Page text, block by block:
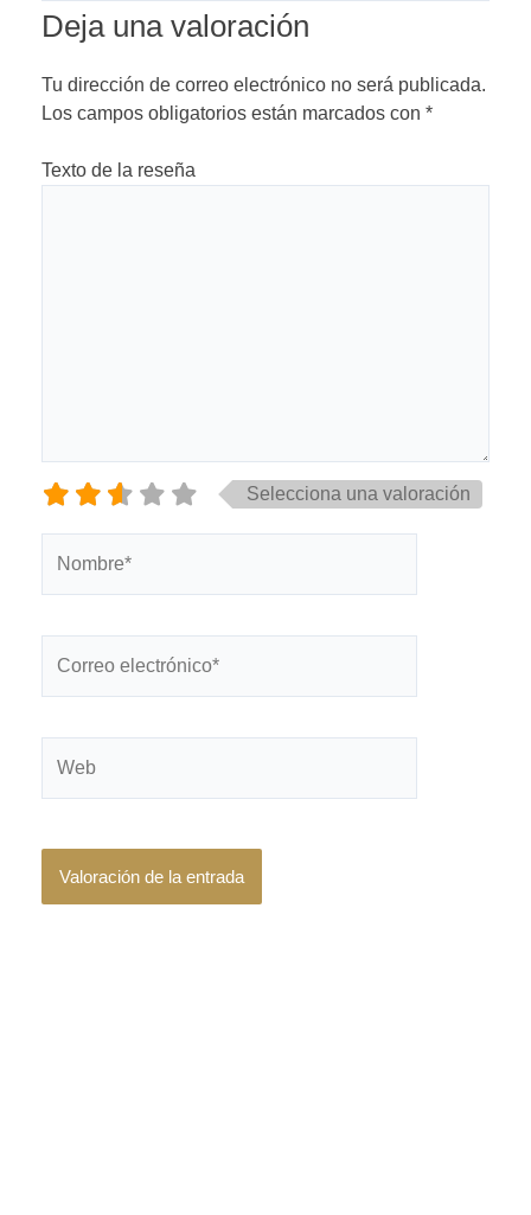
Deja una valoración
Tu dirección de correo electrónico no será publicada.
Los campos obligatorios están marcados con *
Texto de la reseña
Selecciona una valoración
electrónico*